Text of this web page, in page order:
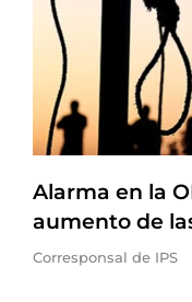
Alarma en la
aumento de
Corresponsal de IPS